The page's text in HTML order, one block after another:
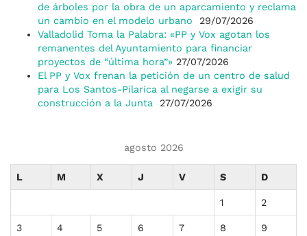
de árboles por la obra de un aparcamiento y reclama
un cambio en el modelo urbano
29/07/2026
Valladolid Toma la Palabra: «PP y Vox agotan los
remanentes del Ayuntamiento para financiar
proyectos de “última hora”» 27/07/2026
El PP y Vox frenan la petición de un centro de salud
para Los Santos-Pilarica al negarse a exigir su
construcción a la Junta
27/07/2026
agosto 2026
L M X J V S D
1 2
3 4 5 6 7 8 9